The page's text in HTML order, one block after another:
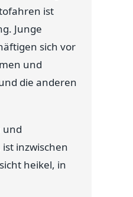
ist
Junge
sich vor
und
die anderen
und
inzwischen
heikel, in